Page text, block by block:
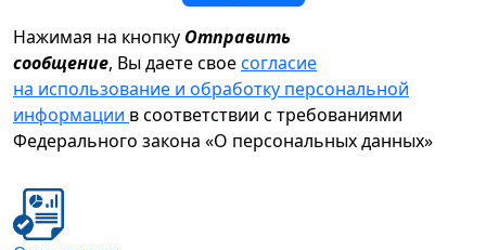
Нажимая на кнопку Отправить
сообщение, Вы даете своесогласие
на использование и обработку персональной
информации в соответствии с требованиями
Федерального закона «О персональных данных»